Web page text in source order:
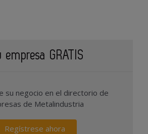
empresa GRATIS
su negocio en el directorio de
de Metalindustria
Regístrese ahora